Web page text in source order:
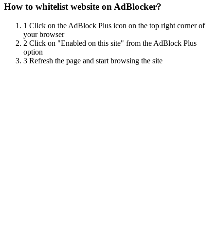
How to whitelist website on AdBlocker?
1 Click on the AdBlock Plus icon on the top right corner of
your browser
2 Click on "Enabled on this site" from the AdBlock Plus
option
3 Refresh the page and start browsing the site